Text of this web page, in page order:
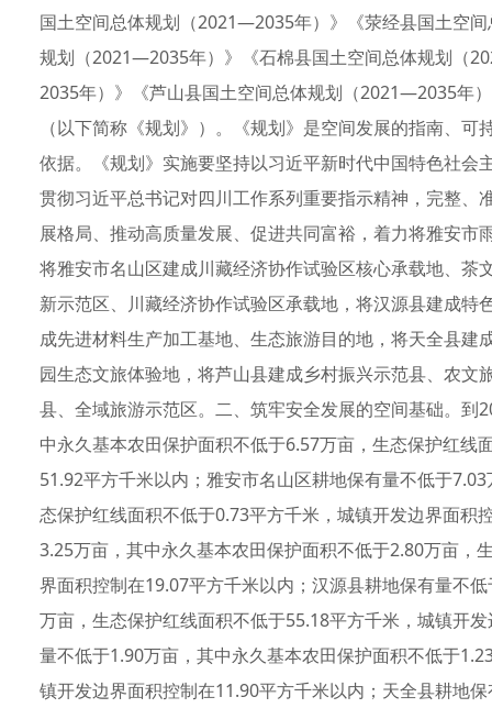
国土空间总体规划（2021—2035年）》《荥经县国土空
规划（2021—2035年）》《石棉县国土空间总体规划（
2035年）》《芦山县国土空间总体规划（2021—2035年
（以下简称《规划》）。《规划》是空间发展的指南、
依据。《规划》实施要坚持以习近平新时代中国特色社
贯彻习近平总书记对四川工作系列重要指示精神，完整
展格局、推动高质量发展、促进共同富裕，着力将雅安
将雅安市名山区建成川藏经济协作试验区核心承载地、
新示范区、川藏经济协作试验区承载地，将汉源县建成
成先进材料生产加工基地、生态旅游目的地，将天全县
园生态文旅体验地，将芦山县建成乡村振兴示范县、农
县、全域旅游示范区。二、筑牢安全发展的空间基础。
中永久基本农田保护面积不低于6.57万亩，生态保护红
51.92平方千米以内；雅安市名山区耕地保有量不低于
态保护红线面积不低于0.73平方千米，城镇开发边界面积
3.25万亩，其中永久基本农田保护面积不低于2.80万亩，
界面积控制在19.07平方千米以内；汉源县耕地保有量不
万亩，生态保护红线面积不低于55.18平方千米，城镇开
量不低于1.90万亩，其中永久基本农田保护面积不低于
镇开发边界面积控制在11.90平方千米以内；天全县耕地